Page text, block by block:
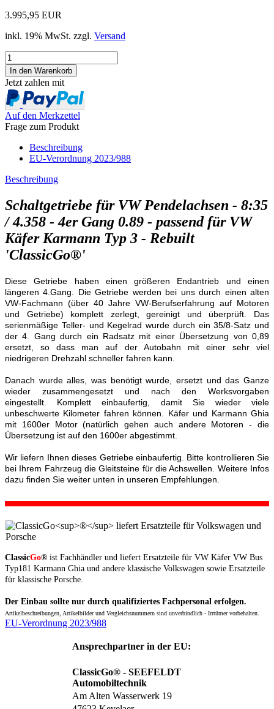
3.995,95 EUR
inkl. 19% MwSt. zzgl. Versand
Jetzt zahlen mit
Auf den Merkzettel
Frage zum Produkt
Beschreibung
EU-Verordnung 2023/988
Beschreibung
Schaltgetriebe für VW Pendelachsen - 8:35
/ 4.358 - 4er Gang 0.89 - passend für VW
Käfer Karmann Typ 3 - Rebuilt
'ClassicGo®'
Diese Getriebe haben einen größeren Endantrieb und einen
längeren 4.Gang. Die Getriebe werden bei uns durch einen alten
VW-Fachmann (über 40 Jahre VW-Berufserfahrung auf Motoren
und Getriebe) komplett zerlegt, gereinigt und überprüft. Das
serienmäßige Teller- und Kegelrad wurde durch ein 35/8-Satz und
der 4. Gang durch ein Radsatz mit einer Übersetzung von 0,89
ersetzt, so dass man auf der Autobahn mit einer sehr viel
niedrigeren Drehzahl schneller fahren kann.
Danach wurde alles, was benötigt wurde, ersetzt und das Ganze
wieder zusammengesetzt und nach den Werksvorgaben
eingestellt. Komplett einbaufertig, damit Sie wieder viele
unbeschwerte Kilometer fahren können. Käfer und Karmann Ghia
mit 1600er Motor (natürlich gehen auch andere Motoren - die
Übersetzung ist auf den 1600er abgestimmt.
Wir liefern Ihnen dieses Getriebe einbaufertig. Bitte kontrollieren Sie
bei Ihrem Fahrzeug die Gleitsteine für die Achswellen. Weitere Infos
dazu finden Sie weiter unten in unseren Empfehlungen.
ClassicGo® ist Fachhändler und liefert Ersatzteile für VW Käfer VW Bus
Typ181 Karmann Ghia und andere klassische Volkswagen sowie Ersatzteile
für klassische Porsche.
Der Einbau sollte nur durch qualifiziertes Fachpersonal erfolgen.
Artikelbeschreibungen, Artikelbilder und Vergleichsnummern sind unverbindlich - Irrtümer vorbehalten.
EU-Verordnung 2023/988
Ansprechpartner in der EU:
ClassicGo® - SEEFELDT
Automobiltechnik
Am Alten Wasserwerk 19